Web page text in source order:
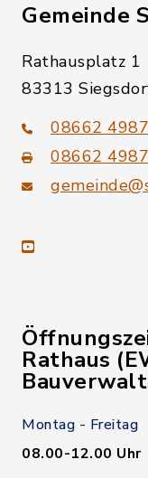
Gemeinde
Rathausplatz 1
83313
08662
08662
youtube
Rathaus
Montag - Freitag
08.00-12.00 Uhr